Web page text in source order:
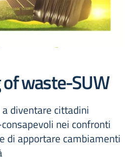
waste-SUW
diventare cittadini
nei confronti
di apportare cambiamenti